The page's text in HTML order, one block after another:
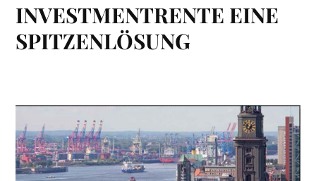
INVESTMENTRENTE EINE
SPITZENLÖSUNG